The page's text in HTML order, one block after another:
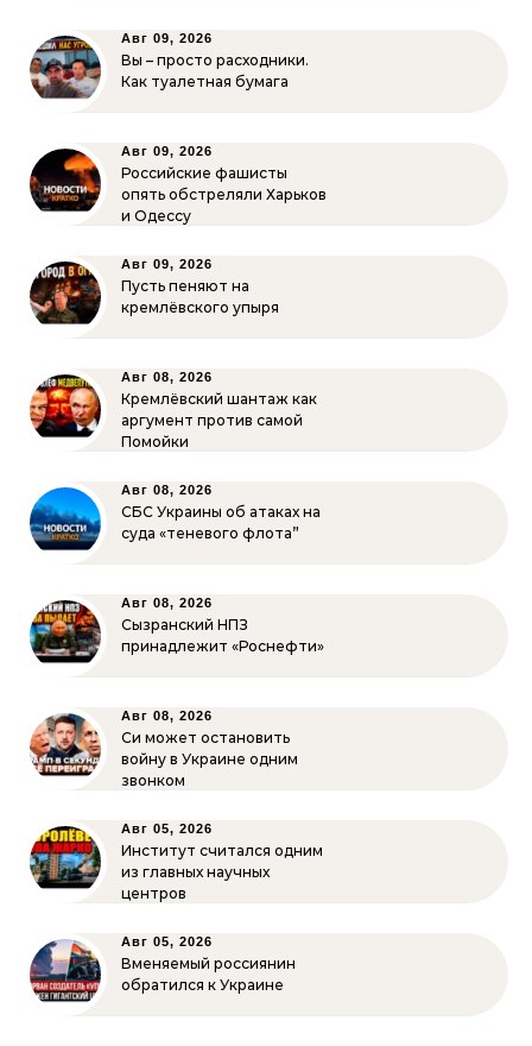
Авг 09, 2026
Вы – просто расходники.
Как туалетная бумага
Авг 09, 2026
Российские фашисты
опять обстреляли Харьков
и Одессу
Авг 09, 2026
Пусть пеняют на
кремлёвского упыря
Авг 08, 2026
Кремлёвский шантаж как
аргумент против самой
Помойки
Авг 08, 2026
СБС Украины об атаках на
суда «теневого флота”
Авг 08, 2026
Сызранский НПЗ
принадлежит «Роснефти»
Авг 08, 2026
Си может остановить
войну в Украине одним
звонком
Авг 05, 2026
Институт считался одним
из главных научных
центров
Авг 05, 2026
Вменяемый россиянин
обратился к Украине